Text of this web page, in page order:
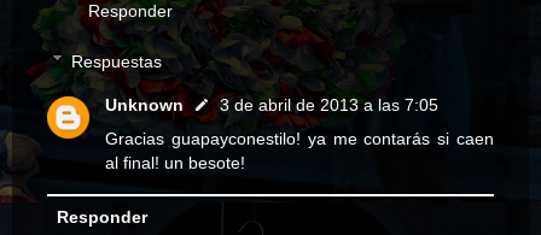
Responder
Respuestas
Unknown
3 de abril de 2013 a las 7:05
Gracias guapayconestilo! ya me contarás si caen
al final! un besote!
Responder